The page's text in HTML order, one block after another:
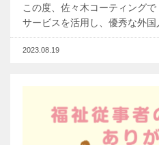
この度、佐々木コーティング
サービスを活用し、優秀な外国
2023.08.19